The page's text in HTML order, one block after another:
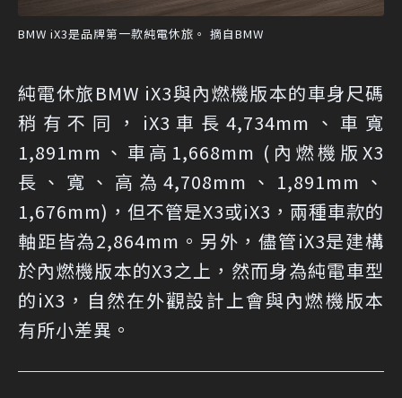
BMW iX3是品牌第一款純電休旅。 摘自BMW
純電休旅BMW iX3與內燃機版本的車身尺碼
稍有不同，iX3車長4,734mm、車寬
1,891mm、車高1,668mm (內燃機版X3
長、寬、高為4,708mm、1,891mm、
1,676mm)，但不管是X3或iX3，兩種車款的
軸距皆為2,864mm。另外，儘管iX3是建構
於內燃機版本的X3之上，然而身為純電車型
的iX3，自然在外觀設計上會與內燃機版本
有所小差異。